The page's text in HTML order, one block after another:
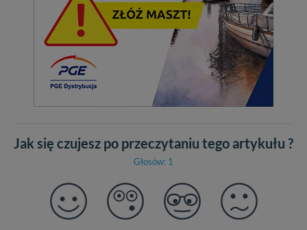
Jak się czujesz po przeczytaniu tego artykułu ?
Głosów: 1